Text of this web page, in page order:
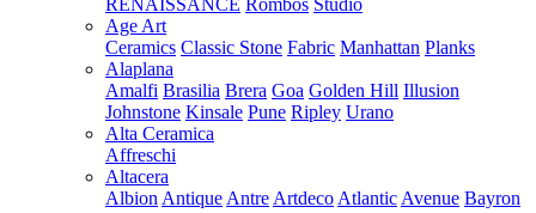
RENAISSANCE Rombos Studio
Age Art
Ceramics Classic Stone Fabric Manhattan Planks
Alaplana
Amalfi Brasilia Brera Goa Golden Hill Illusion
Johnstone Kinsale Pune Ripley Urano
Alta Ceramica
Affreschi
Altacera
Albion Antique Antre Artdeco Atlantic Avenue Bayron